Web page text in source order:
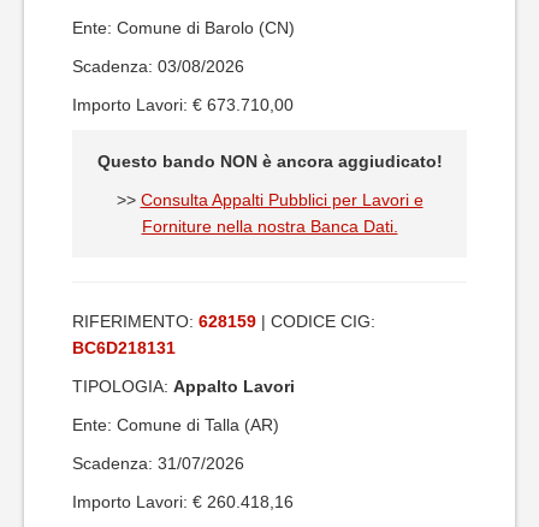
Ente: Comune di Barolo (CN)
Scadenza: 03/08/2026
Importo Lavori: € 673.710,00
Questo bando NON è ancora aggiudicato!
>> Consulta Appalti Pubblici per Lavori e
Forniture nella nostra Banca Dati.
RIFERIMENTO: 628159 | CODICE CIG:
BC6D218131
TIPOLOGIA: Appalto Lavori
Ente: Comune di Talla (AR)
Scadenza: 31/07/2026
Importo Lavori: € 260.418,16